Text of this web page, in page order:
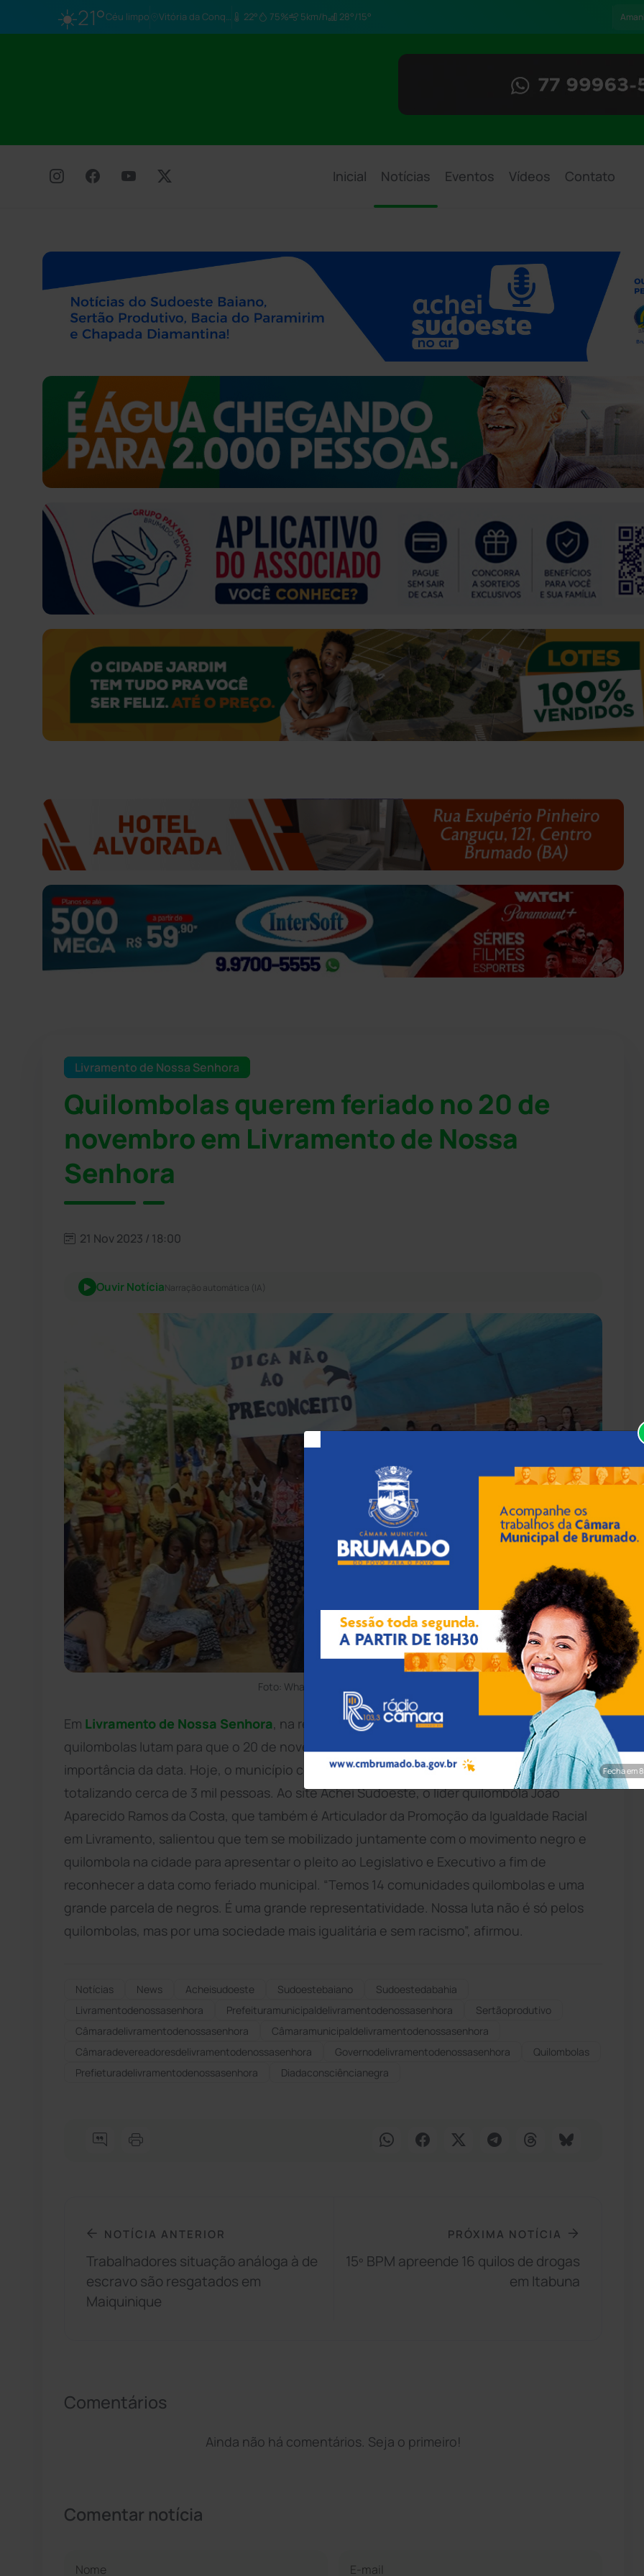
☀️21°Céu limpo Vitória da Conq… 22° 75% 5km/h 28°/15°
Inicial Notícias Eventos Vídeos Contato
Livramento de Nossa Senhora
Quilombolas querem feriado no 20 de
novembro em Livramento de Nossa
Senhora
21 Nov 2023 / 18:00
Ouvir NotíciaNarração automática (IA)
Foto: WhatsApp/Achei Sudoeste
Em Livramento de Nossa Senhora, na região sudoeste da Bahia, as comunidades
quilombolas lutam para que o 20 de novembro seja considerado feriado tamanha a
importância da data. Hoje, o município conta com 14 comunidades quilombolas,
totalizando cerca de 3 mil pessoas. Ao site Achei Sudoeste, o líder quilombola João
Aparecido Ramos da Costa, que também é Articulador da Promoção da Igualdade Racial
em Livramento, salientou que tem se mobilizado juntamente com o movimento negro e
quilombola na cidade para apresentar o pleito ao Legislativo e Executivo a fim de
reconhecer a data como feriado municipal. “Temos 14 comunidades quilombolas e uma
grande parcela de negros. É uma grande representatividade. Nossa luta não é só pelos
quilombolas, mas por uma sociedade mais igualitária e sem racismo”, afirmou.
Notícias News Acheisudoeste Sudoestebaiano
Sudoestedabahia
Livramentodenossasenhora
Prefeituramunicipaldelivramentodenossasenhora
Sertãoprodutivo
Câmaradelivramentodenossasenhora
Câmaramunicipaldelivramentodenossasenhora
Câmaradevereadoresdelivramentodenossasenhora
Governodelivramentodenossasenhora
Quilombolas
Prefieturadelivramentodenossasenhora
Diadaconsciêncianegra
NOTÍCIA ANTERIOR
Trabalhadores situação análoga à de
escravo são resgatados em
Maiquinique
PRÓXIMA NOTÍCIA
15º BPM apreende 16 quilos de drogas
em Itabuna
Comentários
Ainda não há comentários. Seja o primeiro!
Comentar notícia
Fecha em